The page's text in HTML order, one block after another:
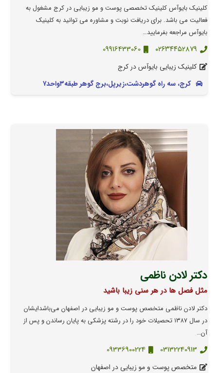
کلینیک بایوآس کلینیک تخصصی پوست و مو زیبایی در کرج مشغول به
فعالیت می باشد. برای دریافت نوبت و مشاوره می توانید به کلینیک
بایوآس مراجعه بفرمایید…
۰۲۶۳۴۴۵۲۸۷۹ 09916433060
کلینیک زیبایی بایوآس در کرج
کرج، سه راه گوهردشت،زیرپل،برج گوهر طبقه۳واحد۷
دکتر لادن ناظمی
مثل فصل ها در هر سنی زیبا باشید
دکتر لادن ناظمی متخصص پوست و مو زیبایی در اصفهان می‌باشد‌ایشان
در سال ۱۳۸۷ تحصیلات خود را در رشته پزشکی به پایان رساندن و پس از
آن…
03132240913
09336900224
متخصص پوست و مو زیبایی در اصفهان